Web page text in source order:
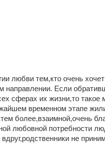
любви тем,кто очень
направлении. Если
сферах их жизни,то
временном этапе
более,взаимной,очень
любовной потребности
не